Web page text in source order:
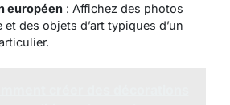
européen: Affichez des photos
et des objets d’art typiques d’un